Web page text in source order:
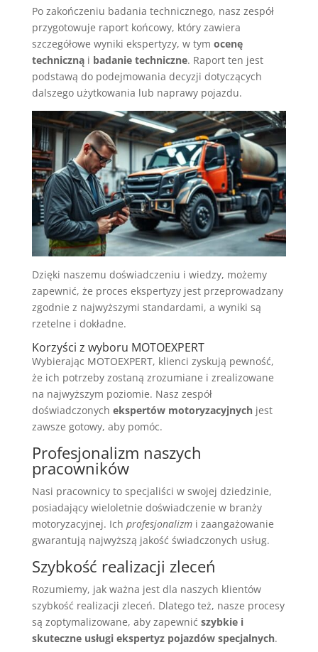
Po zakończeniu badania technicznego, nasz zespół
przygotowuje raport końcowy, który zawiera
szczegółowe wyniki ekspertyzy, w tym ocenę
technicznąi badanie techniczne. Raport ten jest
podstawą do podejmowania decyzji dotyczących
dalszego użytkowania lub naprawy pojazdu.
Dzięki naszemu doświadczeniu i wiedzy, możemy
zapewnić, że proces ekspertyzy jest przeprowadzany
zgodnie z najwyższymi standardami, a wyniki są
rzetelne i dokładne.
Korzyści z wyboru MOTOEXPERT
Wybierając MOTOEXPERT, klienci zyskują pewność,
że ich potrzeby zostaną zrozumiane i zrealizowane
na najwyższym poziomie. Nasz zespół
doświadczonych ekspertów motoryzacyjnychjest
zawsze gotowy, aby pomóc.
Profesjonalizm naszych
pracowników
Nasi pracownicy to specjaliści w swojej dziedzinie,
posiadający wieloletnie doświadczenie w branży
motoryzacyjnej. Ich profesjonalizmi zaangażowanie
gwarantują najwyższą jakość świadczonych usług.
Szybkość realizacji zleceń
Rozumiemy, jak ważna jest dla naszych klientów
szybkość realizacji zleceń. Dlatego też, nasze procesy
są zoptymalizowane, aby zapewnić szybkie i
skuteczne usługi ekspertyz pojazdów specjalnych.